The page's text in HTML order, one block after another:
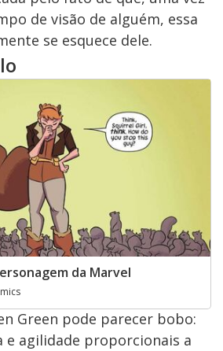
de visão de alguém, essa
se esquece dele.
da Marvel
Green pode parecer bobo:
e agilidade proporcionais a